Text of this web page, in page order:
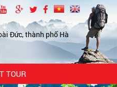
Đức, thành phố Hà
TOUR